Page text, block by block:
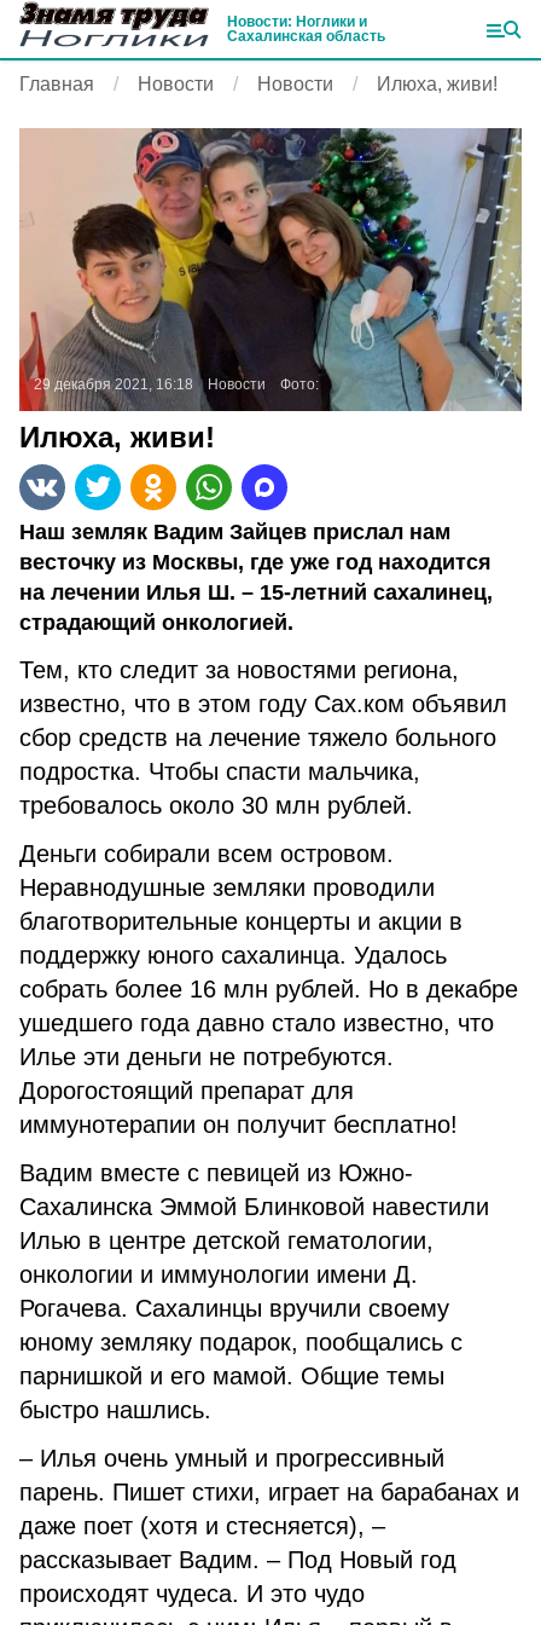
Новости: Ноглики и
Сахалинская область
Главная Новости Новости Илюха, живи!
29 декабря 2021, 16:18 Новости Фото:
Илюха, живи!
Наш земляк Вадим Зайцев прислал нам
весточку из Москвы, где уже год находится
на лечении Илья Ш. – 15-летний сахалинец,
страдающий онкологией.
Тем, кто следит за новостями региона,
известно, что в этом году Сах.ком объявил
сбор средств на лечение тяжело больного
подростка. Чтобы спасти мальчика,
требовалось около 30 млн рублей.
Деньги собирали всем островом.
Неравнодушные земляки проводили
благотворительные концерты и акции в
поддержку юного сахалинца. Удалось
собрать более 16 млн рублей. Но в декабре
ушедшего года давно стало известно, что
Илье эти деньги не потребуются.
Дорогостоящий препарат для
иммунотерапии он получит бесплатно!
Вадим вместе с певицей из Южно-
Сахалинска Эммой Блинковой навестили
Илью в центре детской гематологии,
онкологии и иммунологии имени Д.
Рогачева. Сахалинцы вручили своему
юному земляку подарок, пообщались с
парнишкой и его мамой. Общие темы
быстро нашлись.
– Илья очень умный и прогрессивный
парень. Пишет стихи, играет на барабанах и
даже поет (хотя и стесняется), –
рассказывает Вадим. – Под Новый год
происходят чудеса. И это чудо